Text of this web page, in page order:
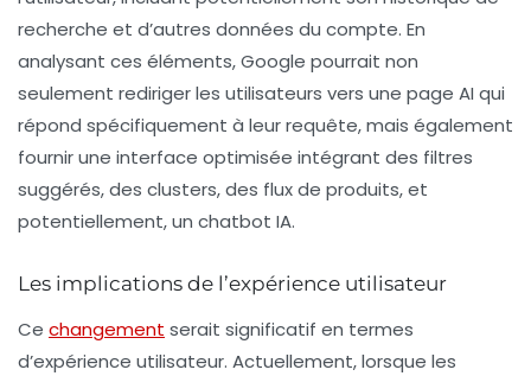
recherche et d’autres données du compte. En
analysant ces éléments, Google pourrait non
seulement rediriger les utilisateurs vers une page AI qui
répond spécifiquement à leur requête, mais également
fournir une interface optimisée intégrant des filtres
suggérés, des clusters, des flux de produits, et
potentiellement, un chatbot IA.
Les implications de l’expérience utilisateur
Ce changement serait significatif en termes
d’expérience utilisateur. Actuellement, lorsque les